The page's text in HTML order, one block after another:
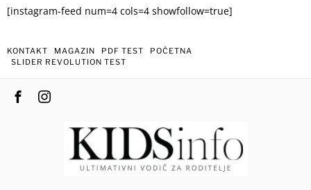
[instagram-feed num=4 cols=4 showfollow=true]
KONTAKT MAGAZIN PDF TEST
POČETNA
SLIDER REVOLUTION TEST